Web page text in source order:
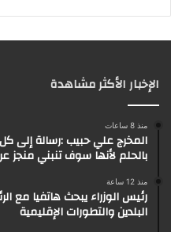
الإخبار الأكثر مشاهدة
منذ 8 ساعات
المخرج علي حبيب :رسالة إلى
بالحلم لأنها سوف تنبني منجز
منذ 12 ساعة
رئيس الوزراء يبحث هاتفيا مع
البلدين والتطورات الإقليمية